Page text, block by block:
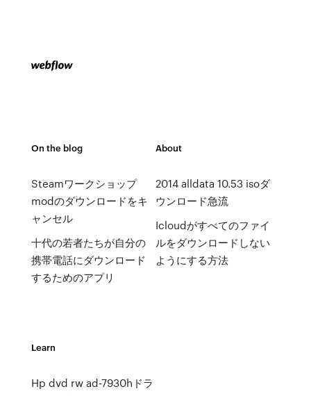
On the blog
Steamワークショップ
modのダウンロードをキ
ャンセル
十代の若者たちが自分の
携帯電話にダウンロード
するためのアプリ
About
2014 alldata 10.53 isoダ
ウンロード急流
Icloudがすべてのファイ
ルをダウンロードしない
ようにする方法
Learn
Hp dvd rw ad-7930hドラ